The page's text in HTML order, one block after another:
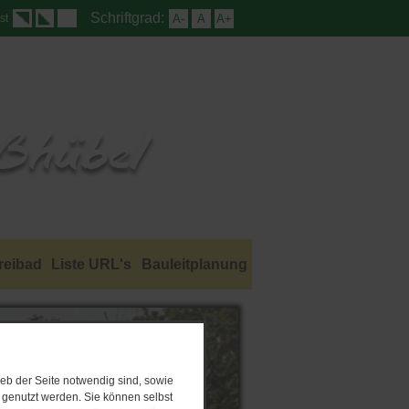
der Seite notwendig sind, sowie
werden. Sie können selbst
Schriftgrad: A- A A+
Liste URL's Bauleitplanung